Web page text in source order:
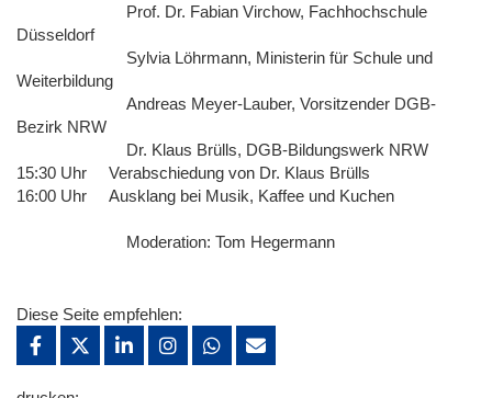
Prof. Dr. Fabian Virchow, Fachhochschule
Düsseldorf
Sylvia Löhrmann, Ministerin für Schule und
Weiterbildung
Andreas Meyer-Lauber, Vorsitzender DGB-
Bezirk NRW
Dr. Klaus Brülls, DGB-Bildungswerk NRW
15:30 Uhr Verabschiedung von Dr. Klaus Brülls
16:00 Uhr Ausklang bei Musik, Kaffee und Kuchen
Moderation: Tom Hegermann
Diese Seite empfehlen: